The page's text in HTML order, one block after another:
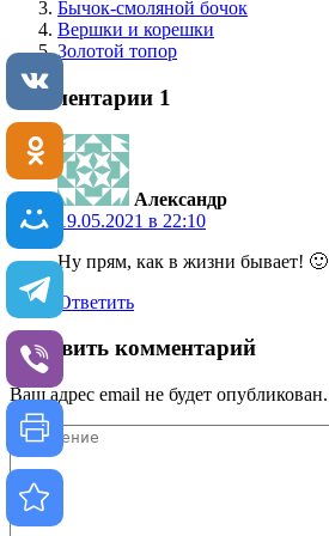
Бычок-смоляной бочок
Вершки и корешки
Золотой топор
Комментарии 1
Александр
19.05.2021 в 22:10
Ну прям, как в жизни бывает! 🙂
Ответить
Добавить комментарий
Ваш адрес email не будет опубликован.